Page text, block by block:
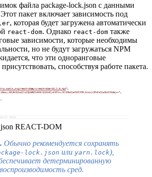
файла package-lock.json с данными
пакет включает зависимость под
, которая будет загружена автоматически
react-dom. Однако react-dom также
зависимости, которые необходимы
но не будут загружаться NPM
что эти одноранговые
способствуя работе пакета.
REACT-DOM
Обычно рекомендуется сохранять
lock.json или yarn.lock),
детерминированную
сред.